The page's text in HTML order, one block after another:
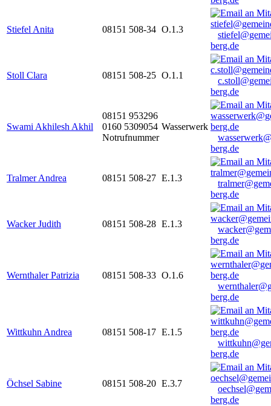
Stiefel Anita 08151 508-34 O.1.3
berg.de
Stoll Clara 08151 508-25 O.1.1
berg.de
Swami Akhilesh Akhil
08151 953296
0160 5309054
Notrufnummer
Wasserwerk
berg.de
Tralmer Andrea 08151 508-27 E.1.3
berg.de
Wacker Judith 08151 508-28 E.1.3
berg.de
Wernthaler Patrizia 08151 508-33 O.1.6
berg.de
Wittkuhn Andrea 08151 508-17 E.1.5
berg.de
Öchsel Sabine 08151 508-20 E.3.7
berg.de